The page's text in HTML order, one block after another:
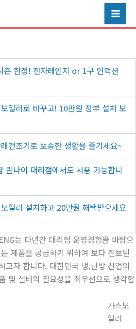
즌 한정! 전자레인지 or 1구 인덕션
일러로 바꾸고! 10만원 정부 설치 보
건조기로 뽀송한 생활을 즐기세요~
린나이 대리점에서도 사용 가능합니
일러 설치하고 20만원 해택받으세요
는 다년간 대리점 운영경험을 바탕으
제품을 공급하기 위하여 보다 진보된
고자 합니다. 대한민국 냉,난방 산업의
및 설비의 필요성을 최우선으로 생각합
가스보
일러